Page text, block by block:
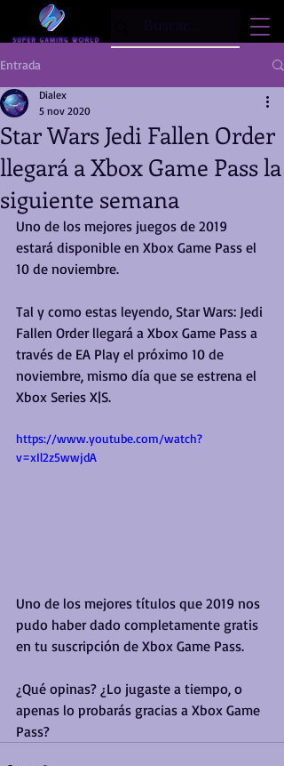
Entrada
Star Wars Jedi Fallen Order
llegará a Xbox Game Pass la
siguiente semana
Dialex
5 nov 2020
Uno de los mejores juegos de 2019
estará disponible en Xbox Game Pass el
10 de noviembre.
Tal y como estas leyendo, Star Wars: Jedi
Fallen Order llegará a Xbox Game Pass a
través de EA Play el próximo 10 de
noviembre, mismo día que se estrena el
Xbox Series X|S.
https://www.youtube.com/watch?
v=xIl2z5wwjdA
Uno de los mejores títulos que 2019 nos
pudo haber dado completamente gratis
en tu suscripción de Xbox Game Pass.
¿Qué opinas? ¿Lo jugaste a tiempo, o
apenas lo probarás gracias a Xbox Game
Pass?